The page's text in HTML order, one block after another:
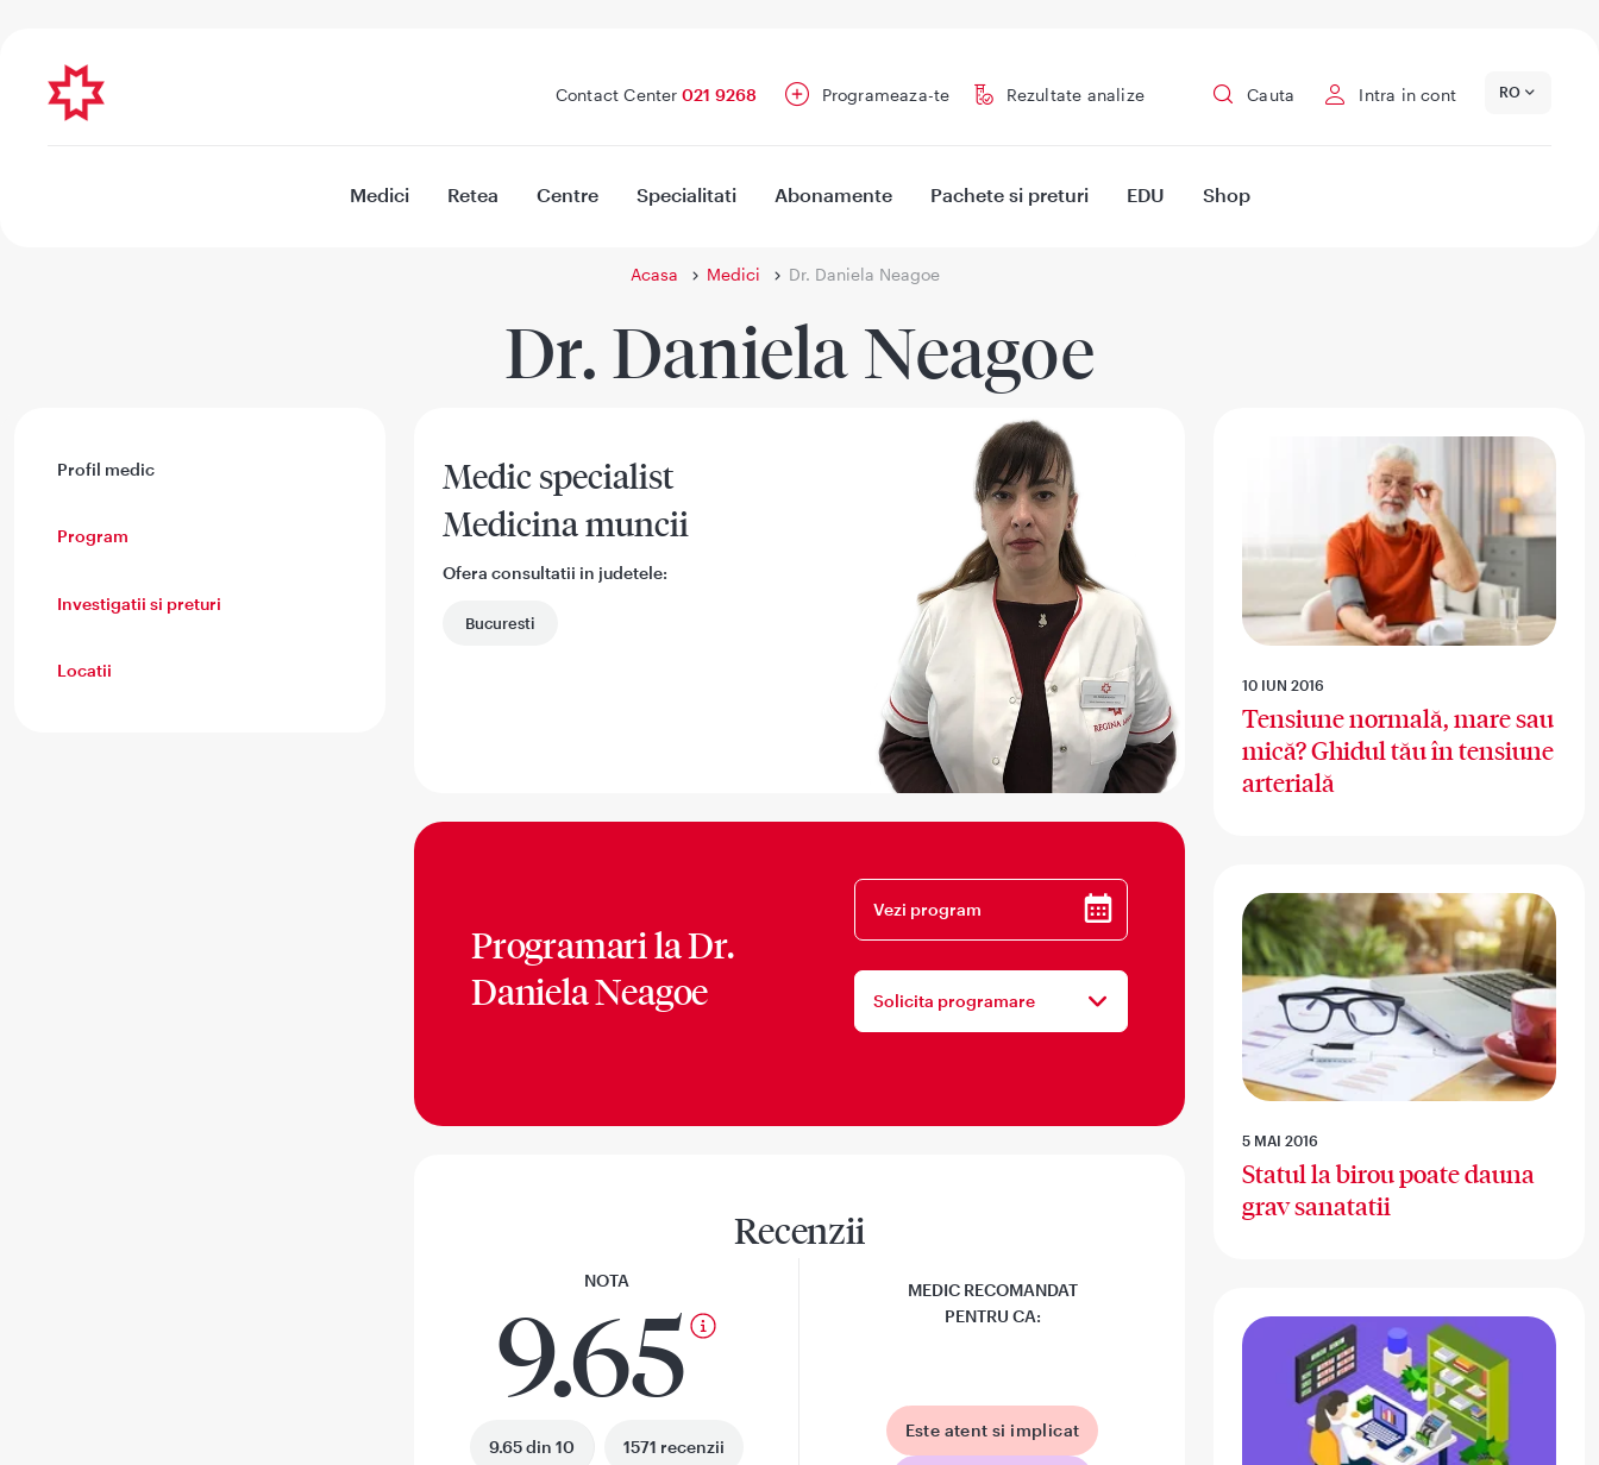
Contact Center 021 9268 Programeaza-te Rezultate analize Cauta Intra in cont RO
Medici Retea Centre Specialitati Abonamente Pachete si preturi EDU Shop
Acasa Medici Dr. Daniela Neagoe
Dr. Daniela Neagoe
Profil medic
Program
Investigatii si preturi
Locatii
Medic specialist
Medicina muncii
Ofera consultatii in judetele:
Bucuresti
Programari laDr.
Daniela Neagoe
Vezi program
Solicita programare
Recenzii
NOTA
9.65
9.65 din 10 1571 recenzii
MEDIC RECOMANDAT
PENTRU CA:
Este atent si implicat
10 IUN 2016
Tensiune normală, mare sau
mică? Ghidul tău în tensiune
arterială
5 MAI 2016
Statul la birou poate dauna
grav sanatatii